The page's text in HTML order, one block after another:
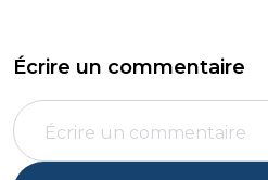
Écrire un commentaire